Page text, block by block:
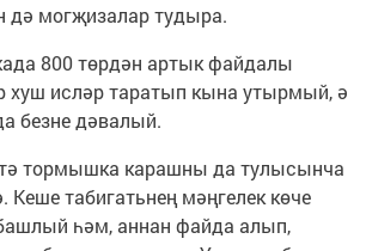
дә могҗизалар тудыра.
800 төрдән артык файдалы
хуш исләр таратып кына утырмый, ә
безне дәвалый.
тормышка карашны да тулысынча
Кеше табигатьнең мәңгелек көче
һәм, аннан файда алып,